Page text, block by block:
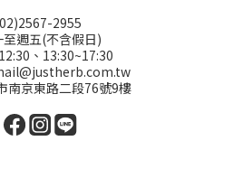
02)2567-2955
至週五(不含假日)
、13:30~17:30
南京東路二段76號9樓